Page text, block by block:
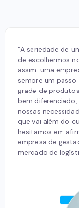
“A seriedade de
de escolhermos
assim: uma
sempre um
grade de
bem
nossas
que vai além do
hesitamos em
empresa de
mercado de